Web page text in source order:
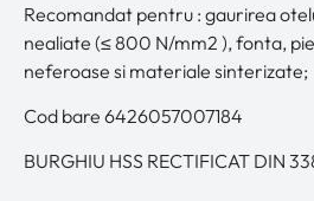
Recomandat pentru : gaurirea
nealiate (≤ 800 N/mm2 ), fonta,
neferoase si materiale sinterizate;
Cod bare 6426057007184
BURGHIU HSS RECTIFICAT DIN